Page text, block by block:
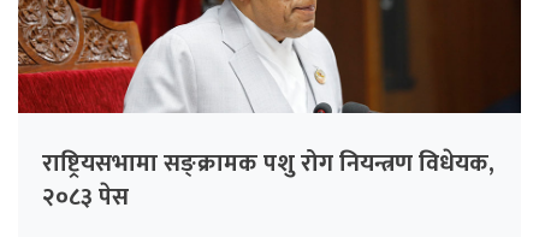
राष्ट्रियसभामा सङ्क्रामक पशु रोग नियन्त्रण विधेयक,
२०८३ पेस